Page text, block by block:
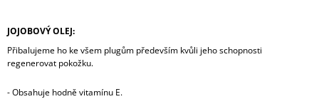
JOJOBOVÝ OLEJ:
Přibalujeme ho ke všem plugům především kvůli jeho schopnosti
regenerovat pokožku.
-Obsahuje hodně vitamínu E.